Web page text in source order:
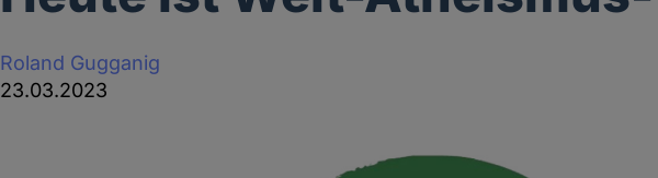
Roland Gugganig
23.03.2023